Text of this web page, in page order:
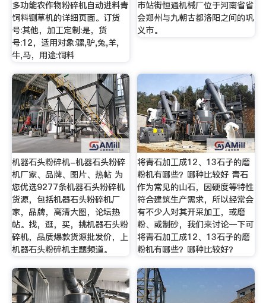
多功能农作物粉碎机自动进料青
饲料铡草机的详细页面。订货
号:其他，加工定制:是，货
号:12，适用对象:骡,驴,兔,羊,
牛,马，用途:饲料
市站街恒通机械厂位于河南省省
会郑州与九朝古都洛阳之间的巩
义市。
机器石头粉碎机-机器石头粉碎
机厂家、品牌、图片、热帖 为
您优选9277条机器石头粉碎机
货源，包括机器石头粉碎机厂
家，品牌，高清大图，论坛热
帖。找，逛，买，挑机器石头粉
碎机，品质爆款货源批发价，上
机器石头粉碎机主题频道。
将青石加工成12、13石子的磨
粉机有哪些？哪种比较好 青石
作为常见的山石，因硬度等特性
符合建筑生产需求，所以经常会
有不少人对其开采加工，或磨
粉、或制砂，我们来讨论一下可
将青石加工成12、13石子的磨
粉机有哪些？哪种比较好？